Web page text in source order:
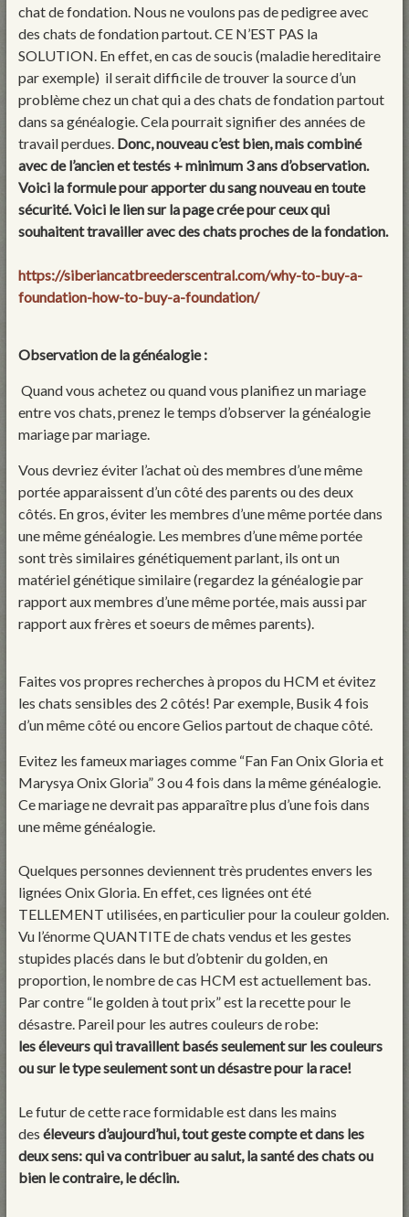
chat de fondation. Nous ne voulons pas de pedigree avec
des chats de fondation partout. CE N’EST PAS la
SOLUTION. En effet, en cas de soucis (maladie hereditaire
par exemple) il serait difficile de trouver la source d’un
problème chez un chat qui a des chats de fondation partout
dans sa généalogie. Cela pourrait signifier des années de
travail perdues. Donc, nouveau c’est bien, mais combiné
avec de l’ancien et testés + minimum 3 ans d’observation.
Voici la formule pour apporter du sang nouveau en toute
sécurité. Voici le lien sur la page crée pour ceux qui
souhaitent travailler avec des chats proches de la fondation.
https://siberiancatbreederscentral.com/why-to-buy-a-
foundation-how-to-buy-a-foundation/
Observation de la généalogie :
Quand vous achetez ou quand vous planifiez un mariage
entre vos chats, prenez le temps d’observer la généalogie
mariage par mariage.
Vous devriez éviter l’achat où des membres d’une même
portée apparaissent d’un côté des parents ou des deux
côtés. En gros, éviter les membres d’une même portée dans
une même généalogie. Les membres d’une même portée
sont très similaires génétiquement parlant, ils ont un
matériel génétique similaire (regardez la généalogie par
rapport aux membres d’une même portée, mais aussi par
rapport aux frères et soeurs de mêmes parents).
Faites vos propres recherches à propos du HCM et évitez
les chats sensibles des 2 côtés! Par exemple, Busik 4 fois
d’un même côté ou encore Gelios partout de chaque côté.
Evitez les fameux mariages comme “Fan Fan Onix Gloria et
Marysya Onix Gloria” 3 ou 4 fois dans la même généalogie.
Ce mariage ne devrait pas apparaître plus d’une fois dans
une même généalogie.
Quelques personnes deviennent très prudentes envers les
lignées Onix Gloria. En effet, ces lignées ont été
TELLEMENT utilisées, en particulier pour la couleur golden.
Vu l’énorme QUANTITE de chats vendus et les gestes
stupides placés dans le but d’obtenir du golden, en
proportion, le nombre de cas HCM est actuellement bas.
Par contre “le golden à tout prix” est la recette pour le
désastre. Pareil pour les autres couleurs de robe:
les éleveurs qui travaillent basés seulement sur les couleurs
ou sur le type seulement sont un désastre pour la race!
Le futur de cette race formidable est dans les mains
des éleveurs d’aujourd’hui, tout geste compte et dans les
deux sens: qui va contribuer au salut, la santé des chats ou
bien le contraire, le déclin.